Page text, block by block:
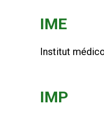
IME
Institut
IMP